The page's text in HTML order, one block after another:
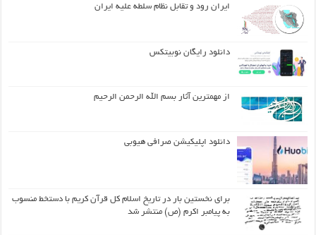
ایران رود و تقابل نظام سلطه علیه ایران
دانلود رایگان نوبیتکس
از مهمترین آثار بسم الله الرحمن الرحیم
دانلود اپلیکیشن صرافی هیوبی
برای نخستین بار در تاریخ اسلام کل قرآن کریم با دستخط منسوب
به پیامبر اکرم (ص) منتشر شد